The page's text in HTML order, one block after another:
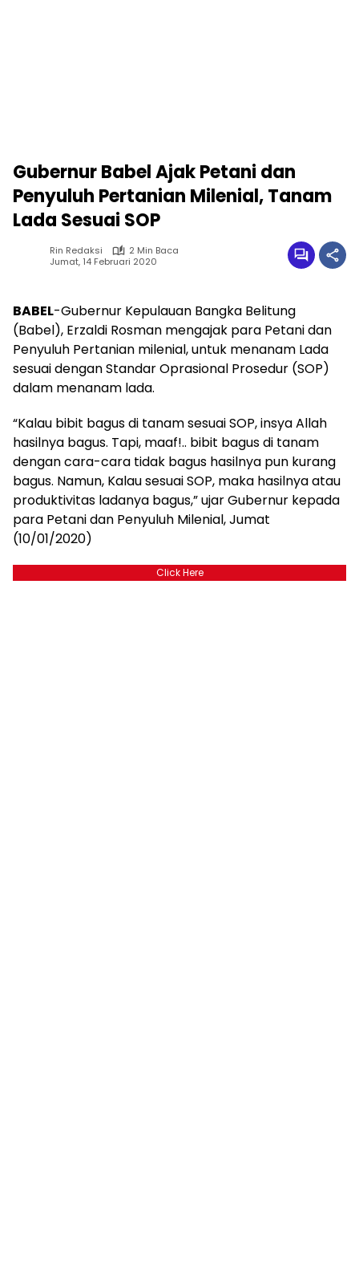
Gubernur Babel Ajak Petani dan
Penyuluh Pertanian Milenial, Tanam
Lada Sesuai SOP
Rin Redaksi
2 Min Baca
Jumat, 14 Februari 2020
BABEL-Gubernur Kepulauan Bangka Belitung
(Babel), Erzaldi Rosman mengajak para Petani dan
Penyuluh Pertanian milenial, untuk menanam Lada
sesuai dengan Standar Oprasional Prosedur (SOP)
dalam menanam lada.
“Kalau bibit bagus di tanam sesuai SOP, insya Allah
hasilnya bagus. Tapi, maaf!.. bibit bagus di tanam
dengan cara-cara tidak bagus hasilnya pun kurang
bagus. Namun, Kalau sesuai SOP, maka hasilnya atau
produktivitas ladanya bagus,” ujar Gubernur kepada
para Petani dan Penyuluh Milenial, Jumat
(10/01/2020)
Click Here